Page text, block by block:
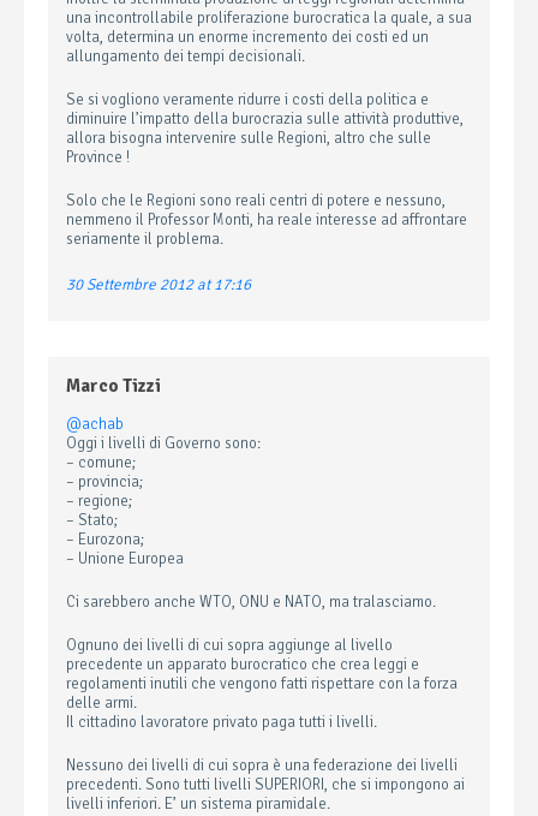
una incontrollabile proliferazione burocratica la quale, a sua
volta, determina un enorme incremento dei costi ed un
allungamento dei tempi decisionali.
Se si vogliono veramente ridurre i costi della politica e
diminuire l’impatto della burocrazia sulle attività produttive,
allora bisogna intervenire sulle Regioni, altro che sulle
Province !
Solo che le Regioni sono reali centri di potere e nessuno,
nemmeno il Professor Monti, ha reale interesse ad affrontare
seriamente il problema.
30 Settembre 2012 at 17:16
Marco Tizzi
@achab
Oggi i livelli di Governo sono:
– comune;
– provincia;
– regione;
– Stato;
– Eurozona;
– Unione Europea
Ci sarebbero anche WTO, ONU e NATO, ma tralasciamo.
Ognuno dei livelli di cui sopra aggiunge al livello
precedente un apparato burocratico che crea leggi e
regolamenti inutili che vengono fatti rispettare con la forza
delle armi.
Il cittadino lavoratore privato paga tutti i livelli.
Nessuno dei livelli di cui sopra è una federazione dei livelli
precedenti. Sono tutti livelli SUPERIORI, che si impongono ai
livelli inferiori. E’ un sistema piramidale.